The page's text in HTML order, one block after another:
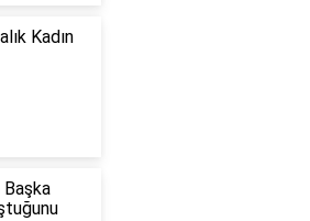
Kadın
Başka